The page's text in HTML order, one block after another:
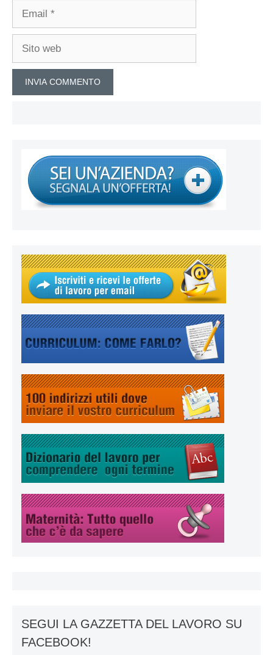
Email
Sito
SEGUI LA GAZZETTA DEL LAVORO SU
FACEBOOK!